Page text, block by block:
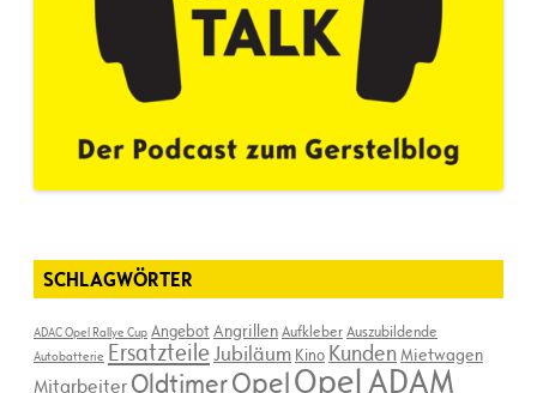
SCHLAGWÖRTER
ADAC Opel Rallye Cup AngebotAngrillenAufkleberAuszubildende
Autobatterie ErsatzteileJubiläum Kino KundenMietwagen
Mitarbeiter OldtimerOpelOpel ADAM